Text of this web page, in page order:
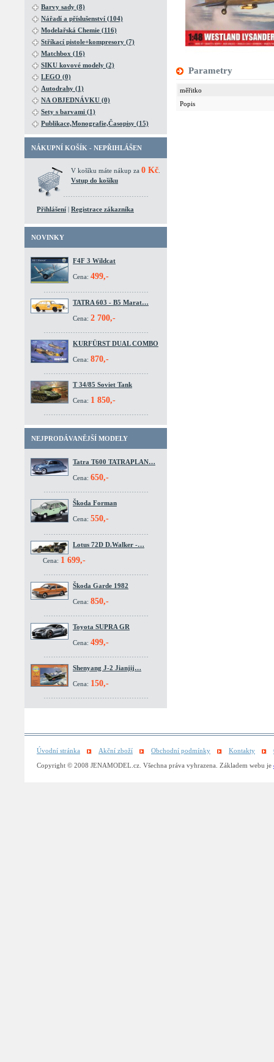
Barvy sady (8)
Nářadí a příslušenství (104)
Modelařská Chemie (116)
Stříkací pistole+kompresory (7)
Matchbox (16)
SIKU kovové modely (2)
LEGO (0)
Autodrahy (1)
NA OBJEDNÁVKU (0)
Sety s barvami (1)
Publikace,Monografie,Časopisy (15)
NÁKUPNÍ KOŠÍK - NEPŘIHLÁŠEN
V košíku máte nákup za 0 Kč
Vstup do košíku
Přihlášení | Registrace zákazníka
NOVINKY
F4F 3 Wildcat
Cena: 499,-
TATRA 603 - B5 Marat…
Cena: 2 700,-
KURFÜRST DUAL COMBO
Cena: 870,-
T 34/85 Soviet Tank
Cena: 1 850,-
NEJPRODÁVANĚJŠÍ MODELY
Tatra T600 TATRAPLAN…
Cena: 650,-
Škoda Forman
Cena: 550,-
Lotus 72D D.Walker -…
Cena: 1 699,-
Škoda Garde 1982
Cena: 850,-
Toyota SUPRA GR
Cena: 499,-
Shenyang J-2 Jianjij…
Cena: 150,-
Parametry
měřitko
Popis
Úvodní stránka Akční zboží Obchodní podmínky Kontakty
Copyright © 2008 JENAMODEL.cz. Všechna práva vyhrazena. Základem webu je